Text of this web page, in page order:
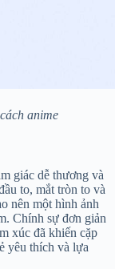
anime
giác dễ thương và
to, mắt tròn to và
nên một hình ảnh
Chính sự đơn giản
xúc đã khiến cặp
yêu thích và lựa